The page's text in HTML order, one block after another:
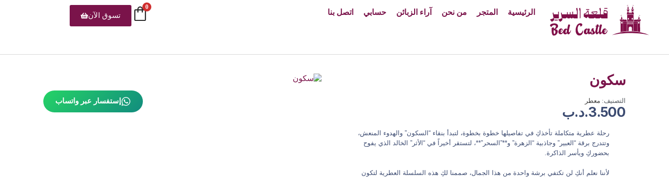
الرئيسية المتجر من نحن آراء الزبائن حسابي اتصل بنا
0
تسوق الآن
سكون
التصنيف: معطر
3.500.د.ب
رحلة عطرية متكاملة تأخذكِ في تفاصيلها خطوة بخطوة، لتبدأ بنقاء “السكون” والهدوء المنعش،
وتتدرج برقة “العبير” وجاذبية “الزهرة” و**”السحر”**، لتستقر أخيراً في “الأثر” الخالد الذي يفوح
بحضوركِ ويأسر الذاكرة.
لأننا نعلم أنكِ لن تكتفي برشة واحدة من هذا الجمال، صممنا لكِ هذه السلسلة العطرية لتكون
إستفسار عبر واتساب